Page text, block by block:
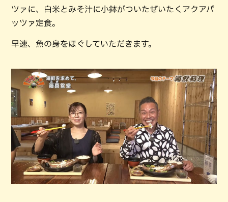
ツァに、白米とみそ汁に小鉢がついたぜいたくアクアパ
ッツァ定食。
早速、魚の身をほぐしていただきます。